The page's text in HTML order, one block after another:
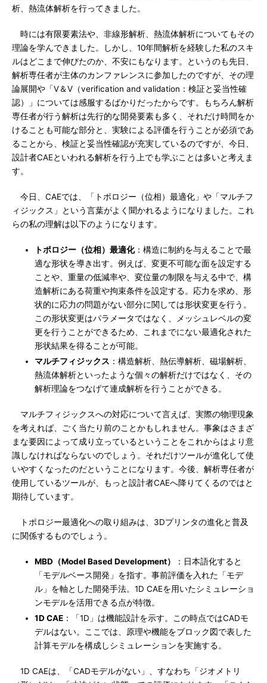
析、熱流体解析を行ってきました。
時には有限要素法や、非線形解析、熱流体解析についてもその
理論を学んできました。しかし、10年間解析を経験した私のスキ
ルはどこまで伸びたのか、不安にもなります。というのも先日、
解析専任者が主体のカンファレンスに参加したのですが、その理
論展開や「V＆V（verification and validation：検証と妥当性確
認）」については感服するばかりだったからです。もちろん解析
専任者が行う解析は先行的な開発要素も多く、それだけ時間をか
けることも可能な部分と、実験による評価を行うことが必須であ
ることから、検証と妥当性確認が充実しているのですが、今日、
設計者CAEといわれる解析を行う上でも学ぶことは多いと考えま
す。
今日、CAEでは、「トポロジー（位相）最適化」や「マルチフ
ィジックス」という言葉がよく聞かれるようになりました。これ
らの私の理解は以下のようになります。
トポロジー（位相）最適化：構造に制約を与えることで最
適な形状を導き出す。例えば、変更不可能な面を設定する
ことや、重量の低減率や、変位量の制限を与える中で、構
造解析にある荷重や拘束条件を設定する。応力を求め、形
状的に応力の問題がない部分に関しては形状変更を行う。
この形状変更はパラメータではなく、メッシュレベルの変
更を行うことができるため、これまでにない最適化された
形状結果を得ることが可能。
マルチフィジックス ：構造解析、熱伝導解析、磁場解析、
熱流体解析といったような個々の解析だけではなく、その
解析理論をつなげて連成解析を行うことができる。
マルチフィジックスへの対応について言えば、実際の物理現象
を考えれば、ごく当たり前のことかもしれません。事象はさまざ
まな要因によって成り立っているということをこれからはより意
識しなければならないのでしょう。それだけツールが進化して使
いやすくなったのだということになります。今後、解析専任者が
使用しているツールが、もっと設計者CAEへ降りてくるのではと
期待しています。
トポロジー最適化への取り組みは、3Dプリンタの進化と普及
に関係するものでしょう。
MBD（Model Based Development）
：日本語化すると
「モデルベース開発」を指す。事前評価を入れた「モデ
ル」を軸とした開発手法。1D CAEを用いたシミュレーショ
ンモデルを活用できる点が特徴。
1D CAE ：「1D」は機能設計を示す。この時点ではCADモ
デルはない。ここでは、原理や機能をブロック図で表した
計算モデルを構成しシミュレーションを実施する。
1D CAEは、「CADモデルがない」、すなわち「ジオメトリ